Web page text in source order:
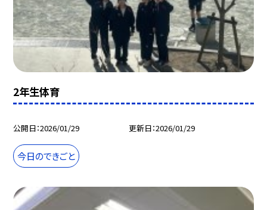
2年生体育
公開日 2026/01/29 更新日 2026/01/29
今日のできごと